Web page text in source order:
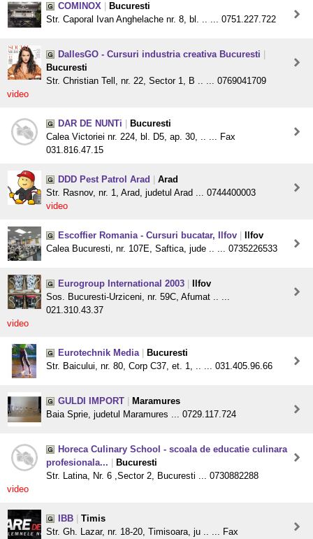
COMINOX
Bucuresti
Str. Caporal Ivan Anghelache nr. 8, bl. .. ... 0751.227.722
DallesGO - Cursuri industria creativa Bucuresti
Bucuresti
Str. Christian Tell, nr. 22, Sector 1, B .. ... 0769041709
video
DAR DE NUNTi
Bucuresti
Calea Victoriei nr. 224, bl. D5, ap. 30, .. ... Fax
031.816.47.15
DDD Pest Patrol Arad
Arad
Str. Rasnov, nr. 1, Arad, judetul Arad ... 0744400003
video
Escoffier Romania - Cursuri bucatar, Ilfov
Ilfov
Calea Bucuresti, nr. 107E, Saftica, jude .. ... 0735226533
Eurogroup International 2003
Ilfov
Sos. Bucuresti-Urziceni, nr. 59C, Afumat .. ...
021.310.43.37
video
Eurotechnik Media
Bucuresti
Str. Baicului, nr. 80, Corp C37, et. 1, .. ... 031.405.96.66
GULDI IMPORT
Maramures
Baia Sprie, judetul Maramures ... 0729.117.724
Horeca Culinary School - scoala de educatie culinara
profesionala...
Bucuresti
Str. Latina, Nr. 6 ,Sector 2, Bucuresti ... 0730882288
video
IBB
Timis
Str. Gh. Lazar, nr. 18-20, Timisoara, ju .. ... Fax